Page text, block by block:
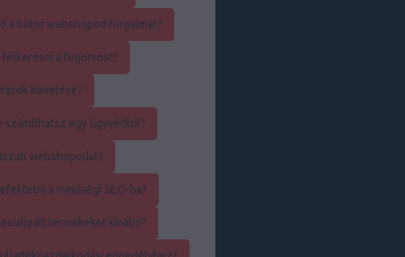
a bútor webshopod forgalmát?
a fogorvost?
követése?
számíthatsz egy ügyvédtől?
webshopodat?
a minőségi SEO-ba?
termékeket kínálni?